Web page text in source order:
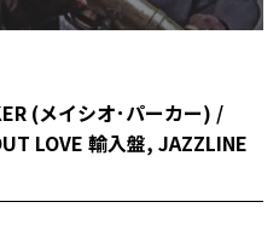
(メイシオ･パーカー) /
LOVE 輸入盤, JAZZLINE